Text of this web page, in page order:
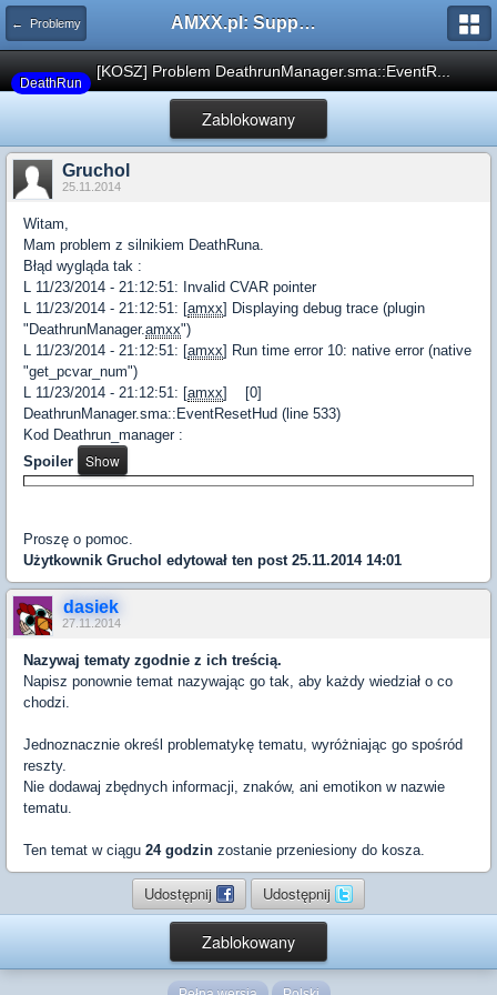
← Problemy AMXX.pl: Support AMX Mod X i SourceMod
DeathRun
[KOSZ] Problem DeathrunManager.sma::EventR...
Zablokowany
Gruchol
25.11.2014
Witam,
Mam problem z silnikiem DeathRuna.
Błąd wygląda tak :
L 11/23/2014 - 21:12:51: Invalid CVAR pointer
L 11/23/2014 - 21:12:51: [amxx] Displaying debug trace (plugin
"DeathrunManager.amxx")
L 11/23/2014 - 21:12:51: [amxx] Run time error 10: native error (native
"get_pcvar_num")
L 11/23/2014 - 21:12:51: [amxx] [0]
DeathrunManager.sma::EventResetHud (line 533)
Kod Deathrun_manager :
Spoiler
Proszę o pomoc.
Użytkownik Gruchol edytował ten post 25.11.2014 14:01
dasiek
27.11.2014
Nazywaj tematy zgodnie z ich treścią.
Napisz ponownie temat nazywając go tak, aby każdy wiedział o co
chodzi.
Jednoznacznie określ problematykę tematu, wyróżniając go spośród
reszty.
Nie dodawaj zbędnych informacji, znaków, ani emotikon w nazwie
tematu.
Ten temat w ciągu 24 godzin zostanie przeniesiony do kosza.
Udostępnij Udostępnij
Zablokowany